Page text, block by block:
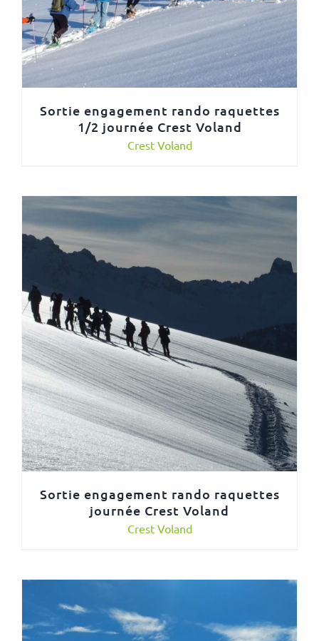
Sortie engagement rando raquettes
1/2 journée Crest Voland
Crest Voland
Sortie engagement rando raquettes
journée Crest Voland
Crest Voland